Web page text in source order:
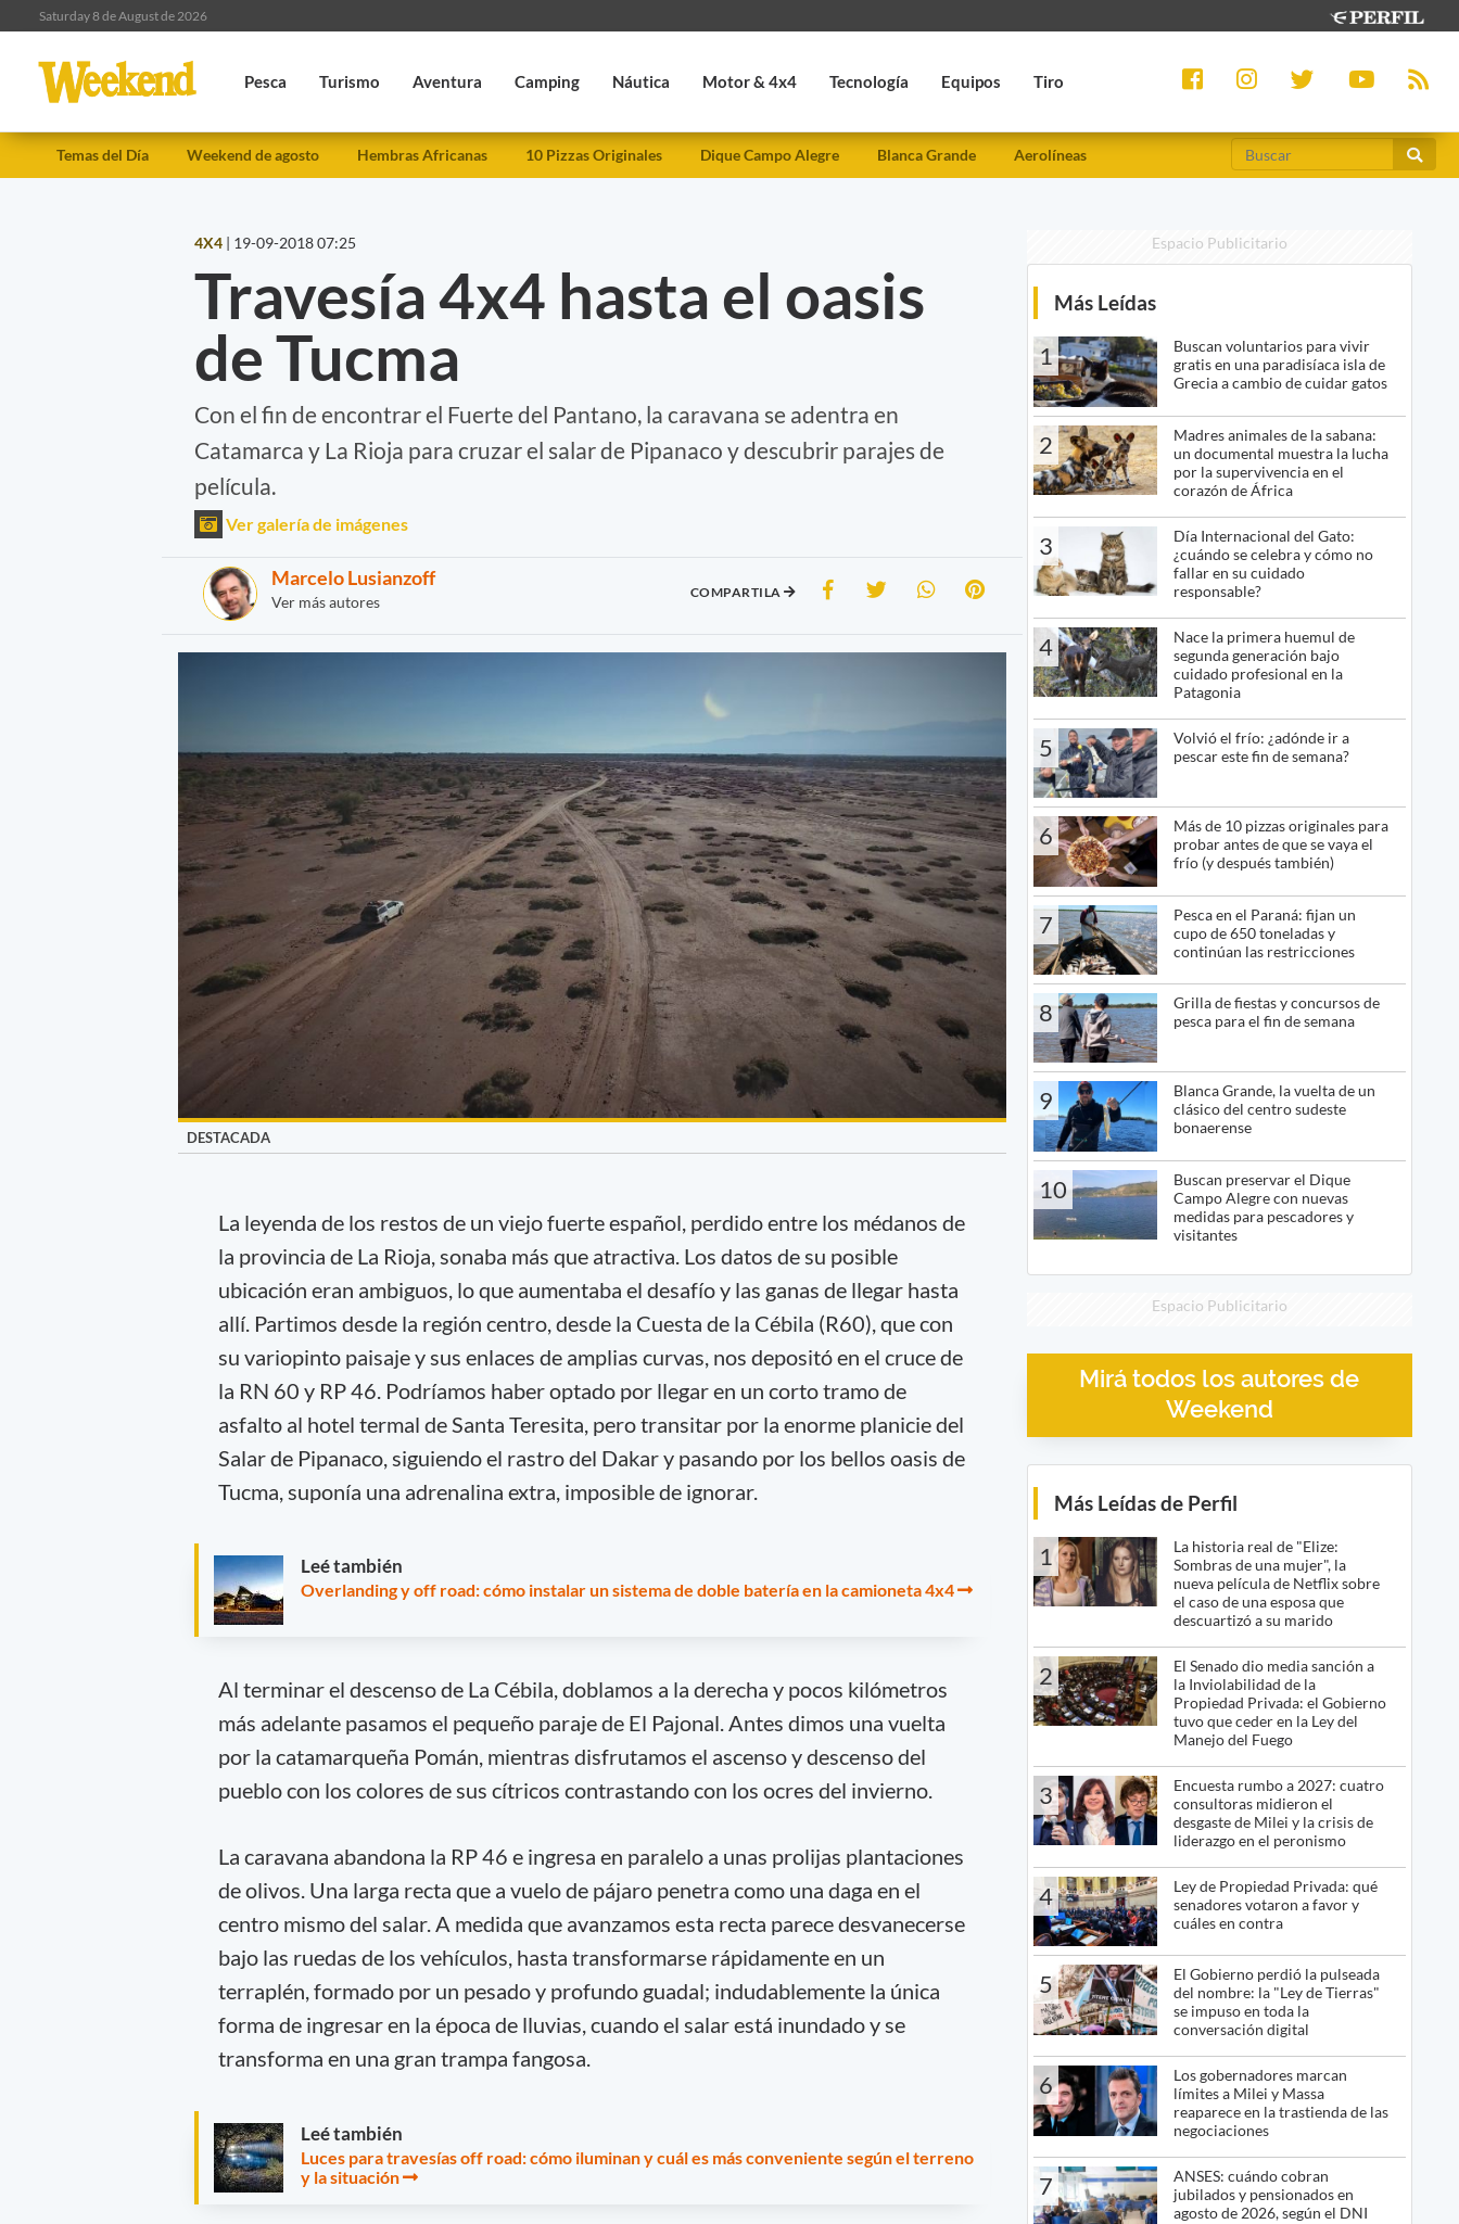
Saturday 8 de August de 2026
Pesca Turismo Aventura Camping Náutica Motor & 4x4 Tecnología Equipos Tiro
Temas del Día Weekend de agosto Hembras Africanas 10 Pizzas Originales Dique Campo Alegre Blanca Grande Aerolíneas
4X4 | 19-09-2018 07:25
Travesía 4x4 hasta el oasis
de Tucma
Con el fin de encontrar el Fuerte del Pantano, la caravana se adentra en
Catamarca y La Rioja para cruzar el salar de Pipanaco y descubrir parajes de
película.
Ver galería de imágenes
Marcelo Lusianzoff
Ver más autores
COMPARTILA
DESTACADA
La leyenda de los restos de un viejo fuerte español, perdido entre los médanos de
la provincia de La Rioja, sonaba más que atractiva. Los datos de su posible
ubicación eran ambiguos, lo que aumentaba el desafío y las ganas de llegar hasta
allí. Partimos desde la región centro, desde la Cuesta de la Cébila (R60), que con
su variopinto paisaje y sus enlaces de amplias curvas, nos depositó en el cruce de
la RN 60 y RP 46. Podríamos haber optado por llegar en un corto tramo de
asfalto al hotel termal de Santa Teresita, pero transitar por la enorme planicie del
Salar de Pipanaco, siguiendo el rastro del Dakar y pasando por los bellos oasis de
Tucma, suponía una adrenalina extra, imposible de ignorar.
Leé también
Overlanding y off road: cómo instalar un sistema de doble batería en la camioneta 4x4
Al terminar el descenso de La Cébila, doblamos a la derecha y pocos kilómetros
más adelante pasamos el pequeño paraje de El Pajonal. Antes dimos una vuelta
por la catamarqueña Pomán, mientras disfrutamos el ascenso y descenso del
pueblo con los colores de sus cítricos contrastando con los ocres del invierno.
La caravana abandona la RP 46 e ingresa en paralelo a unas prolijas plantaciones
de olivos. Una larga recta que a vuelo de pájaro penetra como una daga en el
centro mismo del salar. A medida que avanzamos esta recta parece desvanecerse
bajo las ruedas de los vehículos, hasta transformarse rápidamente en un
terraplén, formado por un pesado y profundo guadal; indudablemente la única
forma de ingresar en la época de lluvias, cuando el salar está inundado y se
transforma en una gran trampa fangosa.
Leé también
Luces para travesías off road: cómo iluminan y cuál es más conveniente según el terreno
y la situación
Espacio Publicitario
Más Leídas
1
Buscan voluntarios para vivir
gratis en una paradisíaca isla de
Grecia a cambio de cuidar gatos
2
Madres animales de la sabana:
un documental muestra la lucha
por la supervivencia en el
corazón de África
3
Día Internacional del Gato:
¿cuándo se celebra y cómo no
fallar en su cuidado
responsable?
4
Nace la primera huemul de
segunda generación bajo
cuidado profesional en la
Patagonia
5
Volvió el frío: ¿adónde ir a
pescar este fin de semana?
6
Más de 10 pizzas originales para
probar antes de que se vaya el
frío (y después también)
7
Pesca en el Paraná: fijan un
cupo de 650 toneladas y
continúan las restricciones
8
Grilla de fiestas y concursos de
pesca para el fin de semana
9
Blanca Grande, la vuelta de un
clásico del centro sudeste
bonaerense
10
Buscan preservar el Dique
Campo Alegre con nuevas
medidas para pescadores y
visitantes
Espacio Publicitario
Mirá todos los autores de
Weekend
Más Leídas de Perfil
1
La historia real de "Elize:
Sombras de una mujer", la
nueva película de Netflix sobre
el caso de una esposa que
descuartizó a su marido
2
El Senado dio media sanción a
la Inviolabilidad de la
Propiedad Privada: el Gobierno
tuvo que ceder en la Ley del
Manejo del Fuego
3
Encuesta rumbo a 2027: cuatro
consultoras midieron el
desgaste de Milei y la crisis de
liderazgo en el peronismo
4
Ley de Propiedad Privada: qué
senadores votaron a favor y
cuáles en contra
5
El Gobierno perdió la pulseada
del nombre: la "Ley de Tierras"
se impuso en toda la
conversación digital
6
Los gobernadores marcan
límites a Milei y Massa
reaparece en la trastienda de las
negociaciones
7
ANSES: cuándo cobran
jubilados y pensionados en
agosto de 2026, según el DNI